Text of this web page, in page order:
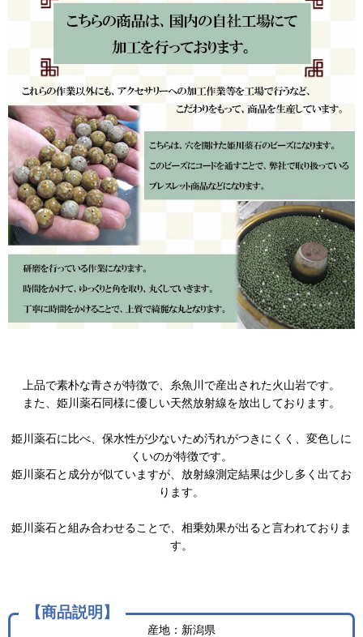
上品で素朴な青さが特徴で、糸魚川で産出された火山岩です。
また、姫川薬石同様に優しい天然放射線を放出しております。
姫川薬石に比べ、保水性が少ないため汚れがつきにくく、変色しに
くいのが特徴です。
姫川薬石と成分が似ていますが、放射線測定結果は少し多く出てお
ります。
姫川薬石と組み合わせることで、相乗効果が出ると言われておりま
す。
【商品説明】
産地：新潟県